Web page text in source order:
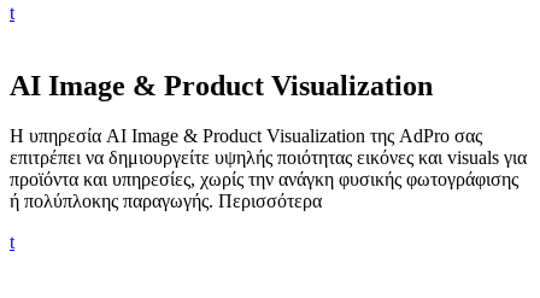
t
AI Image & Product Visualization
Η υπηρεσία AI Image & Product Visualization της AdPro σας
επιτρέπει να δημιουργείτε υψηλής ποιότητας εικόνες και visuals για
προϊόντα και υπηρεσίες, χωρίς την ανάγκη φυσικής φωτογράφισης
ή πολύπλοκης παραγωγής. Περισσότερα
t